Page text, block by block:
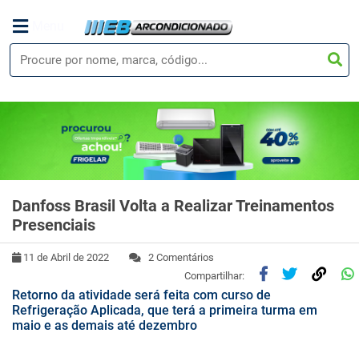
Danfoss Brasil Volta a Realizar Treinamentos
Presenciais
11 de Abril de 2022
2 Comentários
Compartilhar:
Retorno da atividade será feita com curso de
Refrigeração Aplicada, que terá a primeira turma em
maio e as demais até dezembro